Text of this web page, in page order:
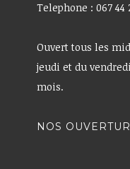
Telephone : 067 44
Ouvert tous les
jeudi et du
mois.
NOS